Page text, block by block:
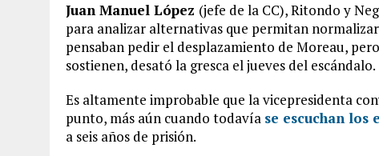
Juan Manuel López (jefe de la CC), Ritondo y
para analizar alternativas que permitan
pensaban pedir el desplazamiento de Moreau,
sostienen, desató la gresca el jueves del escándalo.
Es altamente improbable que la vicepresidenta
punto, más aún cuando todavía se escuchan los
a seis años de prisión.